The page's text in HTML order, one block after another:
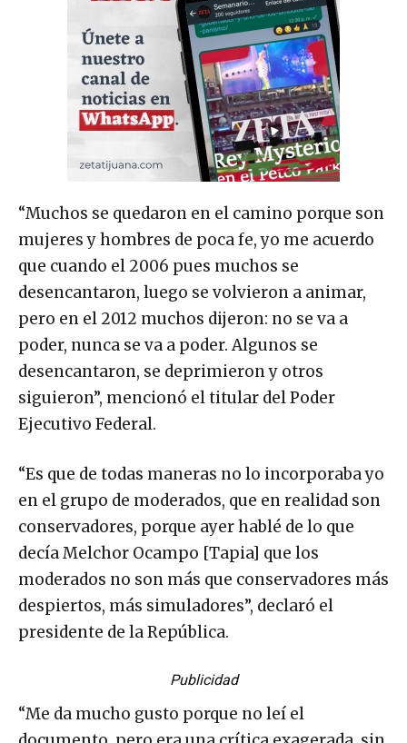
“Muchos se quedaron en el camino porque son
mujeres y hombres de poca fe, yo me acuerdo
que cuando el 2006 pues muchos se
desencantaron, luego se volvieron a animar,
pero en el 2012 muchos dijeron: no se va a
poder, nunca se va a poder. Algunos se
desencantaron, se deprimieron y otros
siguieron”, mencionó el titular del Poder
Ejecutivo Federal.
“Es que de todas maneras no lo incorporaba yo
en el grupo de moderados, que en realidad son
conservadores, porque ayer hablé de lo que
decía Melchor Ocampo [Tapia] que los
moderados no son más que conservadores más
despiertos, más simuladores”, declaró el
presidente de la República.
Publicidad
“Me da mucho gusto porque no leí el